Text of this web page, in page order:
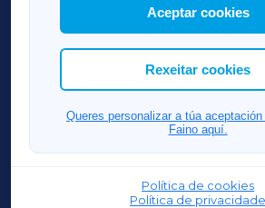
Así mesmo, podes personalizar a
cookies que desexas permitir.
Aceptar cookies
Rexeitar cookies
Queres personalizar a túa
Faino aquí.
Política de cookies
Política de privacidade
RIBEIRASACRAXA
ACORUÑAXA
FERROLXA
OURENSEXA